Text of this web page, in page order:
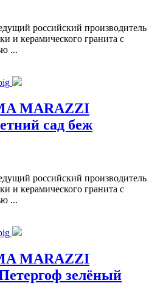
российский производитель
и керамического гранита с
...
MARAZZI
сад беж
российский производитель
и керамического гранита с
...
MARAZZI
зелёный